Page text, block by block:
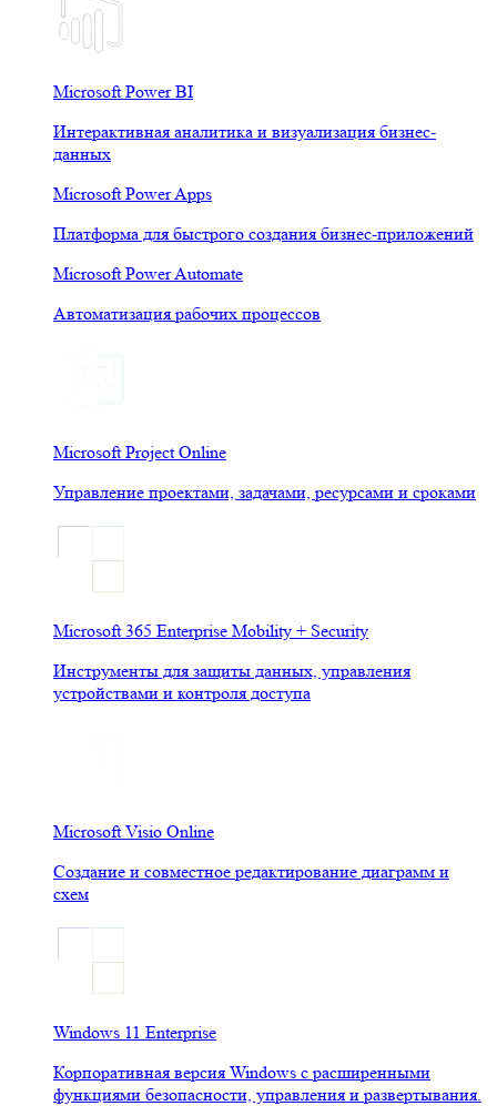
Microsoft Power BI
Интерактивная аналитика и визуализация бизнес-
данных
Microsoft Power Apps
Платформа для быстрого создания бизнес-приложений
Microsoft Power Automate
Автоматизация рабочих процессов
Microsoft Project Online
Управление проектами, задачами, ресурсами и сроками
Microsoft 365 Enterprise Mobility + Security
Инструменты для защиты данных, управления
устройствами и контроля доступа
Microsoft Visio Online
Создание и совместное редактирование диаграмм и
схем
Windows 11 Enterprise
Корпоративная версия Windows с расширенными
функциями безопасности, управления и развертывания.